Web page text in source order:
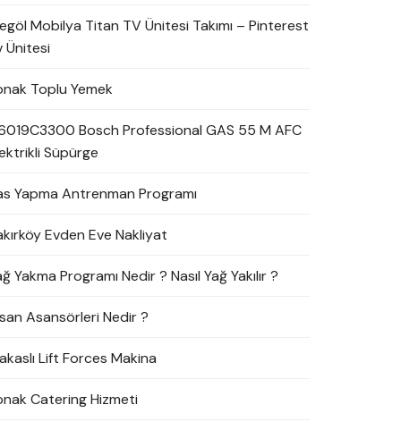
Mobilya Titan TV Ünitesi Takımı – Pinterest
Ünitesi
Toplu Yemek
Bosch Professional GAS 55 M AFC
Süpürge
Yapma Antrenman Programı
Evden Eve Nakliyat
Yakma Programı Nedir ? Nasıl Yağ Yakılır ?
Asansörleri Nedir ?
Lift Forces Makina
Catering Hizmeti